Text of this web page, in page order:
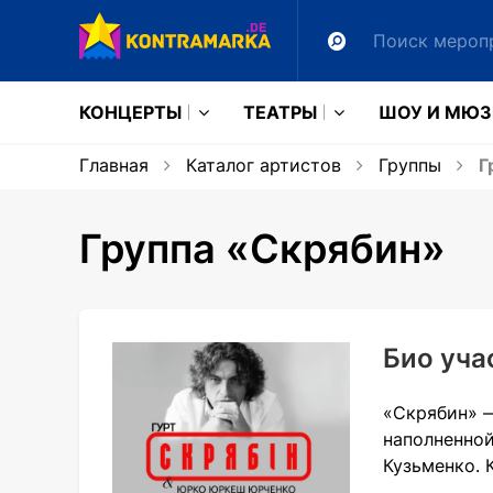
КОНЦЕРТЫ ТЕАТРЫ ШОУ И
Главная Каталог артистов Группы
Группа «Скрябин»
Био
«Скрябин»
Кузьменко.